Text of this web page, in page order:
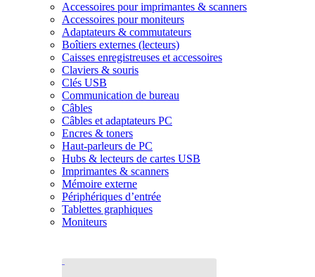
Accessoires pour imprimantes & scanners
Accessoires pour moniteurs
Adaptateurs & commutateurs
Boîtiers externes (lecteurs)
Caisses enregistreuses et accessoires
Claviers & souris
Clés USB
Communication de bureau
Câbles
Câbles et adaptateurs PC
Encres & toners
Haut-parleurs de PC
Hubs & lecteurs de cartes USB
Imprimantes & scanners
Mémoire externe
Périphériques d’entrée
Tablettes graphiques
Moniteurs